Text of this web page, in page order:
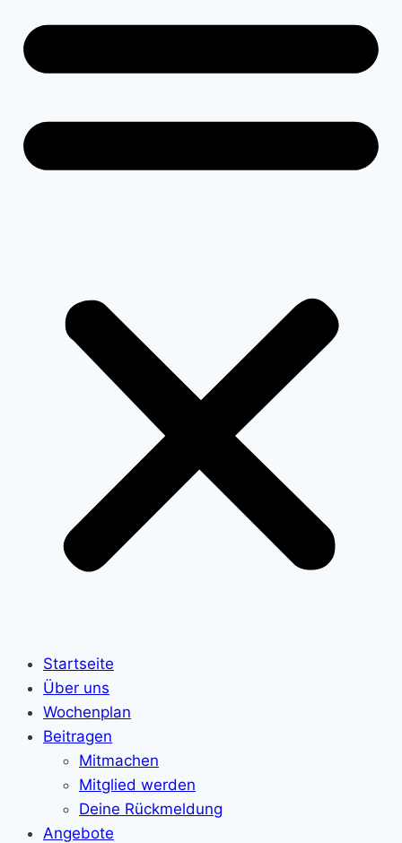
Startseite
Über uns
Wochenplan
Beitragen
Mitmachen
Mitglied werden
Deine Rückmeldung
Angebote